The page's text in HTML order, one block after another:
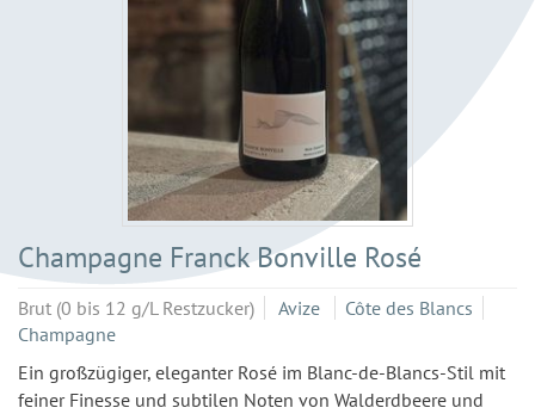
Champagne Franck Bonville Rosé
Brut (0 bis 12 g/L Restzucker) Avize
Côte des Blancs
Champagne
Ein großzügiger, eleganter Rosé im Blanc-de-Blancs-Stil mit
feiner Finesse und subtilen Noten von Walderdbeere und